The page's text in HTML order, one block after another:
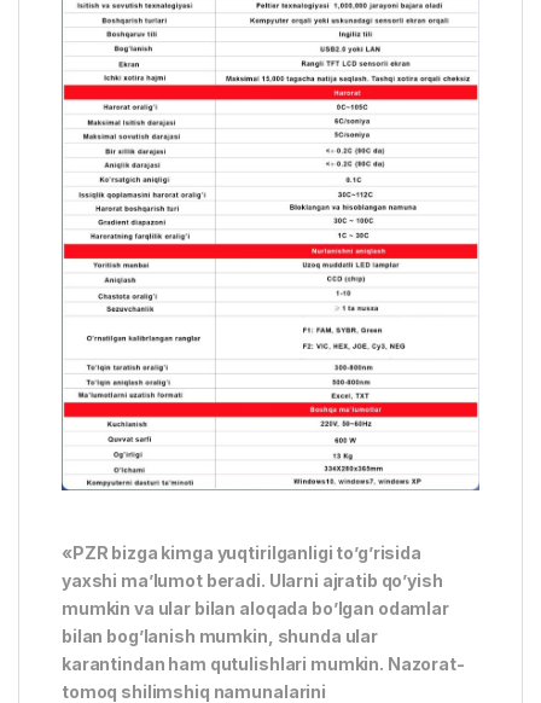
«PZR bizga kimga yuqtirilganligi to’g’risida
yaxshi ma’lumot beradi. Ularni ajratib qo’yish
mumkin va ular bilan aloqada bo’lgan odamlar
bilan bog’lanish mumkin, shunda ular
karantindan ham qutulishlari mumkin. Nazorat-
tomoq shilimshiq namunalarini